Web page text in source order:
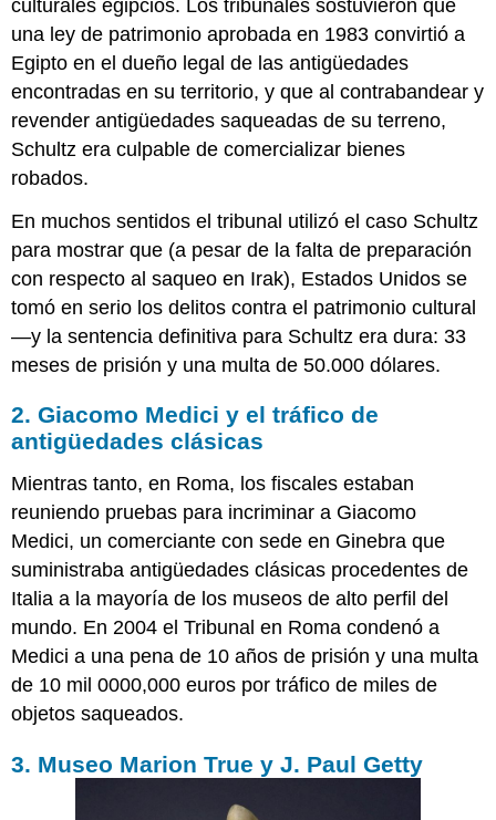
culturales egipcios. Los tribunales sostuvieron que
una ley de patrimonio aprobada en 1983 convirtió a
Egipto en el dueño legal de las antigüedades
encontradas en su territorio, y que al contrabandear y
revender antigüedades saqueadas de su terreno,
Schultz era culpable de comercializar bienes
robados.
En muchos sentidos el tribunal utilizó el caso Schultz
para mostrar que (a pesar de la falta de preparación
con respecto al saqueo en Irak), Estados Unidos se
tomó en serio los delitos contra el patrimonio cultural
—y la sentencia definitiva para Schultz era dura: 33
meses de prisión y una multa de 50.000 dólares.
2. Giacomo Medici y el tráfico de
antigüedades clásicas
Mientras tanto, en Roma, los fiscales estaban
reuniendo pruebas para incriminar a Giacomo
Medici, un comerciante con sede en Ginebra que
suministraba antigüedades clásicas procedentes de
Italia a la mayoría de los museos de alto perfil del
mundo. En 2004 el Tribunal en Roma condenó a
Medici a una pena de 10 años de prisión y una multa
de 10 mil 0000,000 euros por tráfico de miles de
objetos saqueados.
3. Museo Marion True y J. Paul Getty